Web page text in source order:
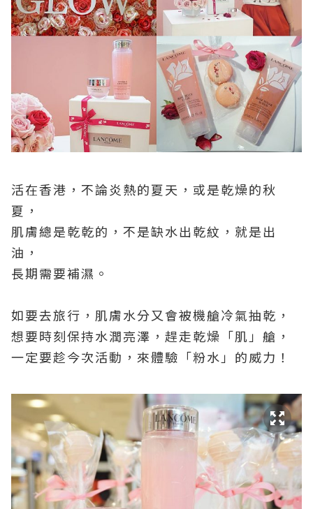
活在香港，不論炎熱的夏天，或是乾燥的秋
夏，
肌膚總是乾乾的，不是缺水出乾紋，就是出
油，
長期需要補濕。
如要去旅行，肌膚水分又會被機艙冷氣抽乾，
想要時刻保持水潤亮澤，趕走乾燥「肌」艙，
一定要趁今次活動，來體驗「粉水」的威力！